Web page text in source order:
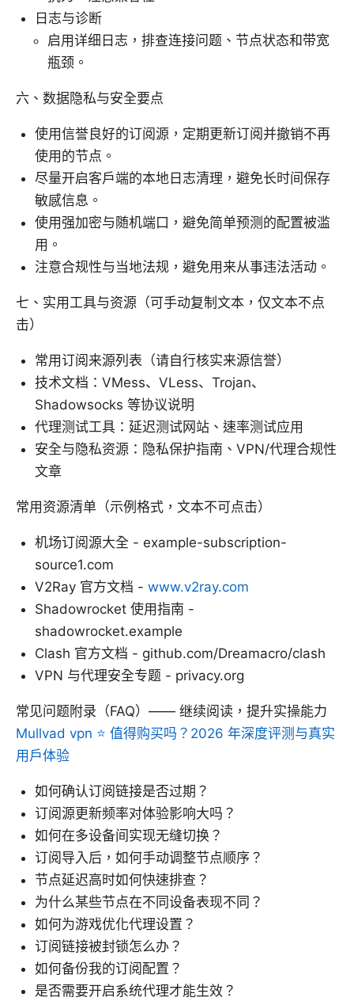
日志与诊断
启用详细日志，排查连接问题、节点状态和带宽
瓶颈。
六、数据隐私与安全要点
使用信誉良好的订阅源，定期更新订阅并撤销不再
使用的节点。
尽量开启客户端的本地日志清理，避免长时间保存
敏感信息。
使用强加密与随机端口，避免简单预测的配置被滥
用。
注意合规性与当地法规，避免用来从事违法活动。
七、实用工具与资源（可手动复制文本，仅文本不点
击）
常用订阅来源列表（请自行核实来源信誉）
技术文档：VMess、VLess、Trojan、
Shadowsocks 等协议说明
代理测试工具：延迟测试网站、速率测试应用
安全与隐私资源：隐私保护指南、VPN/代理合规性
文章
常用资源清单（示例格式，文本不可点击）
机场订阅源大全 - example-subscription-
source1.com
V2Ray 官方文档 - www.v2ray.com
Shadowrocket 使用指南 -
shadowrocket.example
Clash 官方文档 - github.com/Dreamacro/clash
VPN 与代理安全专题 - privacy.org
常见问题附录（FAQ）—— 继续阅读，提升实操能力
Mullvad vpn ⭐ 值得购买吗？2026 年深度评测与真实
用户体验
如何确认订阅链接是否过期？
订阅源更新频率对体验影响大吗？
如何在多设备间实现无缝切换？
订阅导入后，如何手动调整节点顺序？
节点延迟高时如何快速排查？
为什么某些节点在不同设备表现不同？
如何为游戏优化代理设置？
订阅链接被封锁怎么办？
如何备份我的订阅配置？
是否需要开启系统代理才能生效？